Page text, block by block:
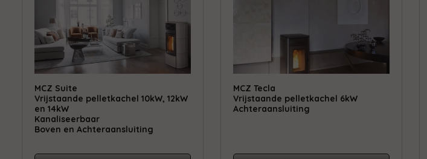
MCZ Suite
Vrijstaande pelletkachel 10kW, 12kW
en 14kW
Kanaliseerbaar
Boven en Achteraansluiting
MCZ Tecla
Vrijstaande pelletkachel 6kW
Achteraansluiting